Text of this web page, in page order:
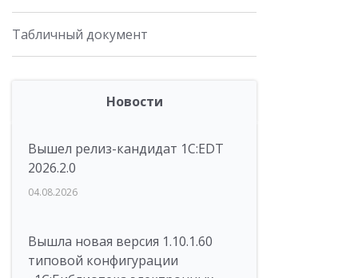
Табличный документ
Новости
Вышел релиз-кандидат 1C:EDT
2026.2.0
04.08.2026
Вышла новая версия 1.10.1.60
типовой конфигурации